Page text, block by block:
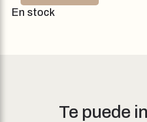
En stock
Te puede